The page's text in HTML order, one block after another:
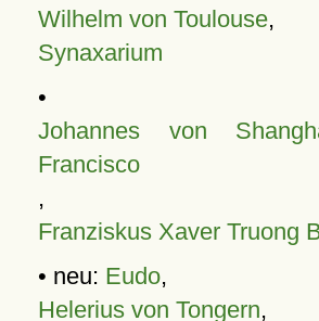
Wilhelm von Toulouse,
Synaxarium
•
Johannes von
Francisco
,
Franziskus Xaver Truong
• neu: Eudo,
Helerius von Tongern,